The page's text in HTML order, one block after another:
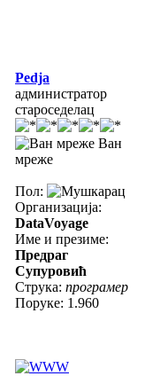
Pedja
администратор
староседелац
Ван
мреже
Пол:
Организација:
DataVoyage
Име и презиме:
Предраг
Супуровић
Струка: програмер
Поруке: 1.960